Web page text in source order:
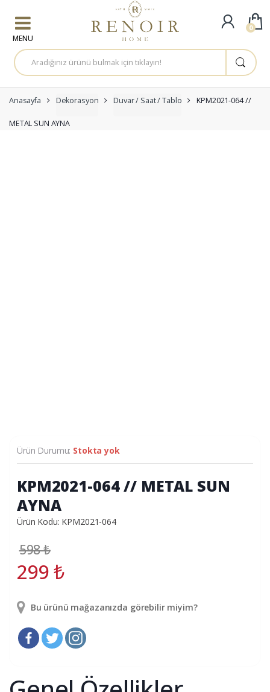
A
r
a
a
:
Anasayfa Dekorasyon Duvar / Saat / Tablo KPM2021-064 //
METAL SUN AYNA
Ürün Durumu: Stokta yok
KPM2021-064 // METAL SUN
AYNA
Ürün Kodu: KPM2021-064
598₺
299₺
Bu ürünü mağazanızda görebilir miyim?
0